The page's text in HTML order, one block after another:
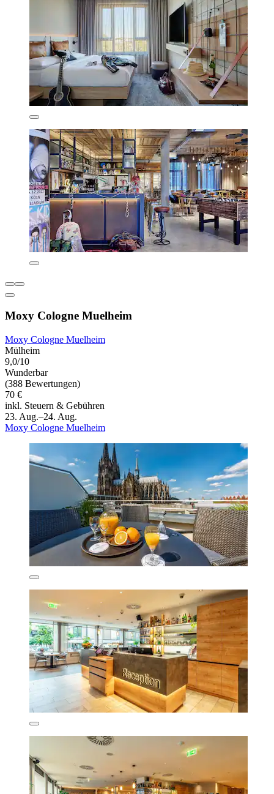
Moxy Cologne Muelheim
Moxy Cologne Muelheim
Mülheim
9,0/10
Wunderbar
(388 Bewertungen)
70 €
inkl. Steuern & Gebühren
23. Aug.–24. Aug.
Moxy Cologne Muelheim